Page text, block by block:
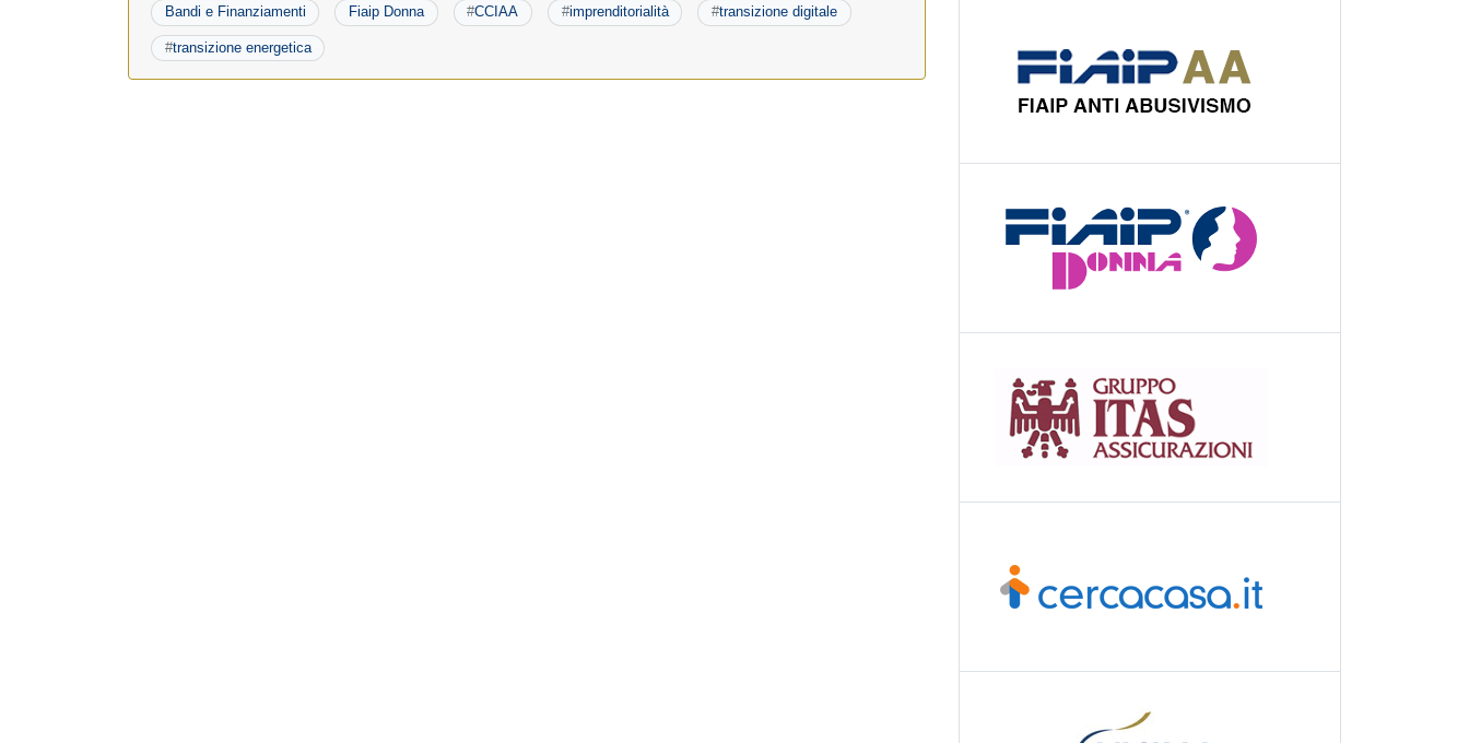
Bandi e Finanziamenti Fiaip Donna #CCIAA #imprenditorialità #transizione digitale
#transizione energetica